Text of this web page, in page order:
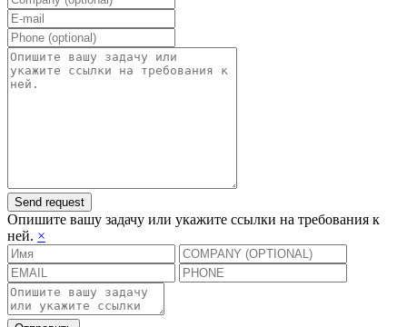
Send request
Опишите вашу задачу или укажите ссылки на требования к
ней. ×